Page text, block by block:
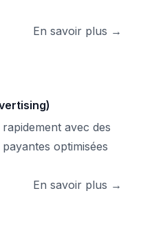
En savoir plus →
avec des
optimisées
En savoir plus →